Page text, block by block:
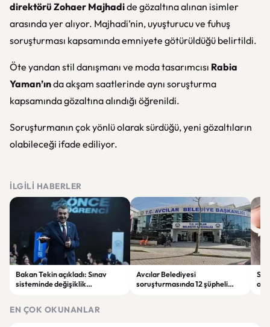
direktörü Zohaer Majhadide gözaltına alınan isimler
arasında yer alıyor. Majhadi’nin, uyuşturucu ve fuhuş
soruşturması kapsamında emniyete götürüldüğü belirtildi.
Öte yandan stil danışmanı ve moda tasarımcısı Rabia
Yaman’ında akşam saatlerinde aynı soruşturma
kapsamında gözaltına alındığı öğrenildi.
Soruşturmanın çok yönlü olarak sürdüğü, yeni gözaltıların
olabileceği ifade ediliyor.
İLGILI HABERLER
Bakan Tekin açıkladı: Sınav
sisteminde değişiklik
Avcılar Belediyesi
soruşturmasında 12 şüpheli
EN ÇOK OKUNANLAR